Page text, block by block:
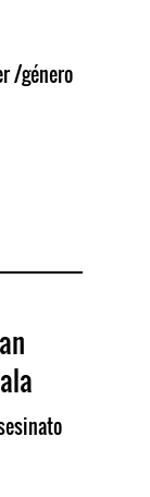
/género